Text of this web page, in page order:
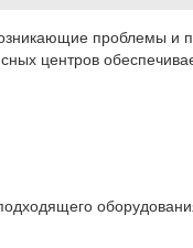
проблемы и
центров